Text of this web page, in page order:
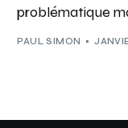
problématique
PAUL SIMON